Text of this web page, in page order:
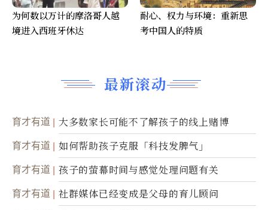
最新滚动
育才有道 大多数家长可能不了解孩子的线上赌博
育才有道 如何帮助孩子克服「科技发脾气」
育才有道 孩子的萤幕时间与感觉处理问题有关
育才有道 社群媒体已经变成是父母的育儿顾问
为何数以万计的摩洛哥人越
境进入西班牙休达
耐心、权力与环境：重新思
考中国人的特质